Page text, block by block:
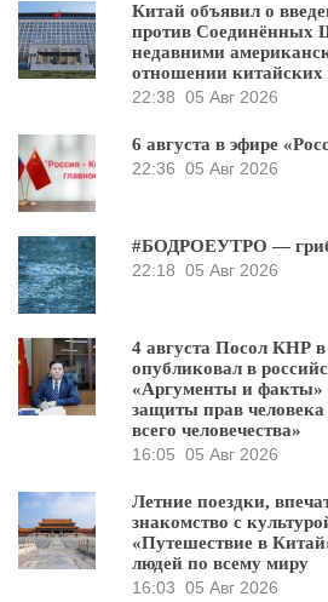
Китай объявил о
против Соединённых
недавними
отношении
22:38 05 Авг 2026
6 августа в эфире
22:36 05 Авг 2026
#БОДРОЕУТРО —
22:18 05 Авг 2026
4 августа Посол КНР
опубликовал в
«Аргументы и факты»
защиты прав
всего человечества»
16:05 05 Авг 2026
Летние поездки,
знакомство с
«Путешествие в
людей по всему миру
16:03 05 Авг 2026